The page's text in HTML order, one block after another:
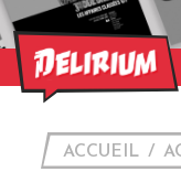
ACCUEIL